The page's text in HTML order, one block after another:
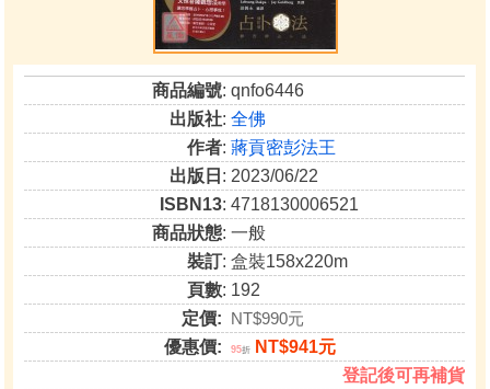
商品編號: qnfo6446
出版社:全佛
作者:蔣貢密彭法王
出版日 : 2023/06/22
ISBN13: 4718130006521
商品狀態: 一般
裝訂: 盒裝158x220m
頁數: 192
定價: NT$990元
優惠價:
95折
NT$941元
登記後可再補貨